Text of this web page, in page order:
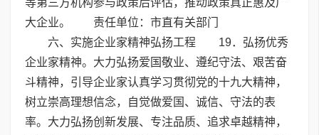
等第三方机构参与政策后评估，推动政策真正惠及广
大企业。 责任单位：市直有关部门
六、实施企业家精神弘扬工程 19．弘扬优秀
企业家精神。大力弘扬爱国敬业、遵纪守法、艰苦奋
斗精神，引导企业家认真学习贯彻党的十九大精神，
树立崇高理想信念，自觉做爱国、诚信、守法的表
率。大力弘扬创新发展、专注品质、追求卓越精神，